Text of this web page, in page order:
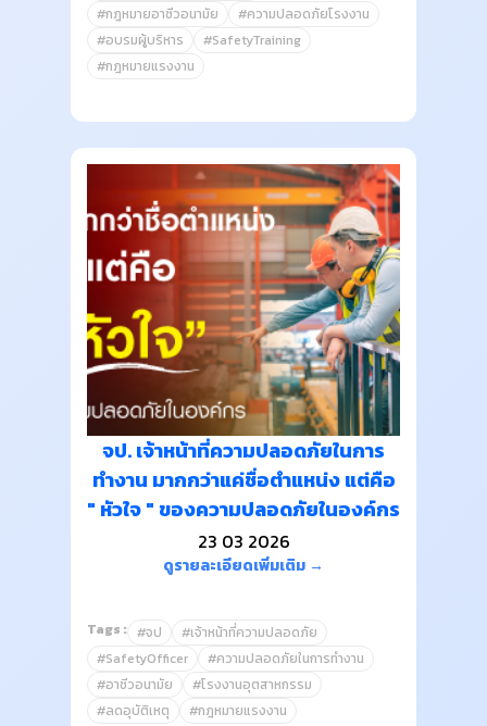
#กฎหมายอาชีวอนามัย
#ความปลอดภัยโรงงาน
#อบรมผู้บริหาร
#SafetyTraining
#กฎหมายแรงงาน
จป. เจ้าหน้าที่ความปลอดภัยในการ
ทำงาน มากกว่าแค่ชื่อตำแหน่ง แต่คือ
" หัวใจ " ของความปลอดภัยในองค์กร
23 03 2026
ดูรายละเอียดเพิ่มเติม →
Tags : #จป
#เจ้าหน้าที่ความปลอดภัย
#SafetyOfficer
#ความปลอดภัยในการทำงาน
#อาชีวอนามัย
#โรงงานอุตสาหกรรม
#ลดอุบัติเหตุ
#กฎหมายแรงงาน